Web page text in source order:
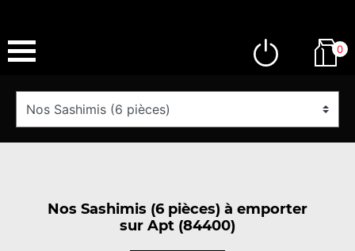
0
Nos Sashimis (6 pièces) à emporter
sur Apt (84400)